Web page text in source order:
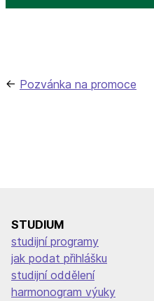
Navigace
Pozvánka na promoce
STUDIUM
studijní programy
jak podat přihlášku
studijní oddělení
harmonogram výuky